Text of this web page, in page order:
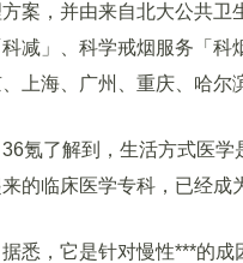
案，并由来自北大公共卫
减」、科学戒烟服务「科
上海、广州、重庆、哈尔
了解到，生活方式医学
的临床医学专科，已经成
，它是针对慢性***的成